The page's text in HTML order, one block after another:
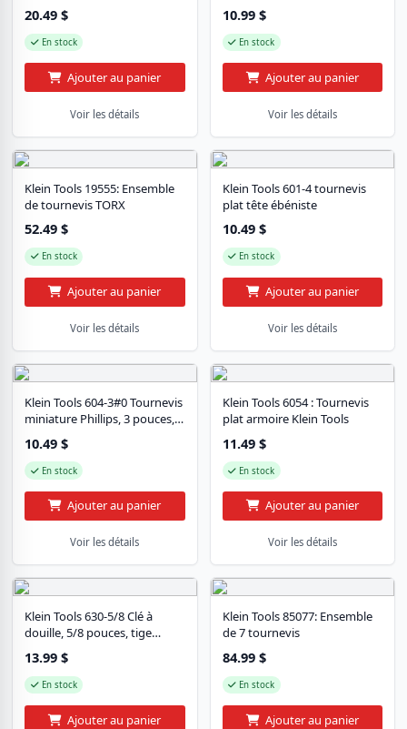
20.49 $
En stock
Ajouter au panier
Voir les détails
10.99 $
En stock
Ajouter au panier
Voir les détails
Klein Tools 19555: Ensemble
de tournevis TORX
52.49 $
En stock
Ajouter au panier
Voir les détails
Klein Tools 601-4 tournevis
plat tête ébéniste
10.49 $
En stock
Ajouter au panier
Voir les détails
Klein Tools 604-3#0 Tournevis
miniature Phillips, 3 pouces,
poignée coussinée
10.49 $
En stock
Ajouter au panier
Voir les détails
Klein Tools 6054 : Tournevis
plat armoire Klein Tools
11.49 $
En stock
Ajouter au panier
Voir les détails
Klein Tools 630-5/8 Clé à
douille, 5/8 pouces, tige
creuse de 4 pouces
13.99 $
En stock
Ajouter au panier
Klein Tools 85077: Ensemble
de 7 tournevis
84.99 $
En stock
Ajouter au panier